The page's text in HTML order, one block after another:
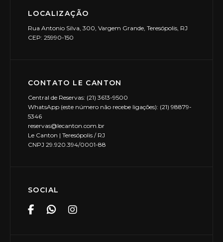
LOCALIZAÇÃO
Rua Antonio Silva, 300, Vargem Grande, Teresópolis, RJ
CEP: 25990-150
CONTATO LE CANTON
Central de Reservas: (21) 3613-9500
WhatsApp (este número não recebe ligações): (21) 98879-
5346
reservas@lecanton.com.br
Le Canton | Teresópolis / RJ
CNPJ 29.920.394/0001-88
SOCIAL